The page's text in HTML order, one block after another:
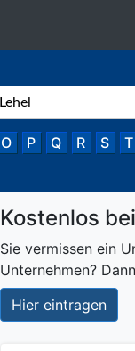
O P Q R S T
Kostenlos
Sie vermissen ein
Unternehmen?
Hier eintragen